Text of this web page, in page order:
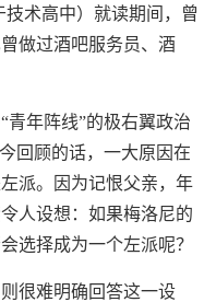
术高中）就读期间，曾
做过酒吧服务员、酒
青年阵线”的极右翼政治
回顾的话，一大原因在
派。因为记恨父亲，年
人设想：如果梅洛尼的
选择成为一个左派呢？
很难明确回答这一设